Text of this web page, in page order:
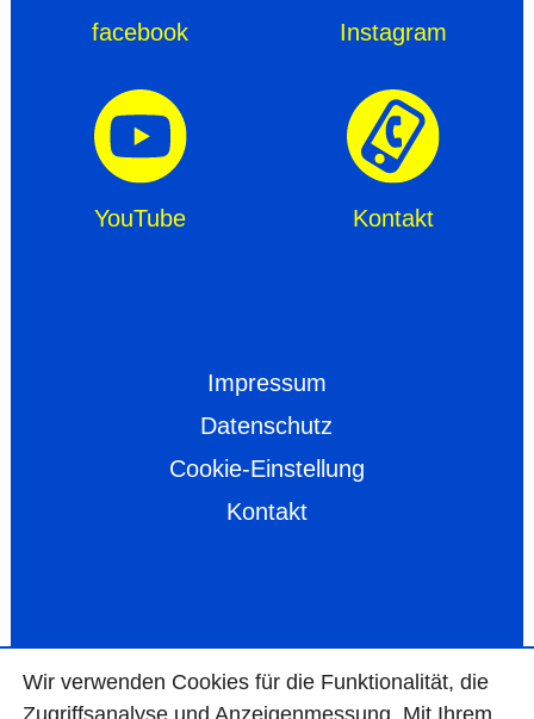
facebook Instagram
YouTube Kontakt
Impressum
Datenschutz
Cookie-Einstellung
Kontakt
Wir ver­wen­den Cookies für die Funktio­na­lität, die
Zugriffs­ana­lyse und Anzei­gen­mes­sung. Mit Ihrem